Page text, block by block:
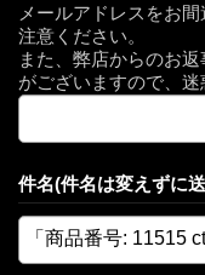
メールアドレスをお
注意ください。
また、弊店からのお
がございますので、迷
件名(件名は変えずに